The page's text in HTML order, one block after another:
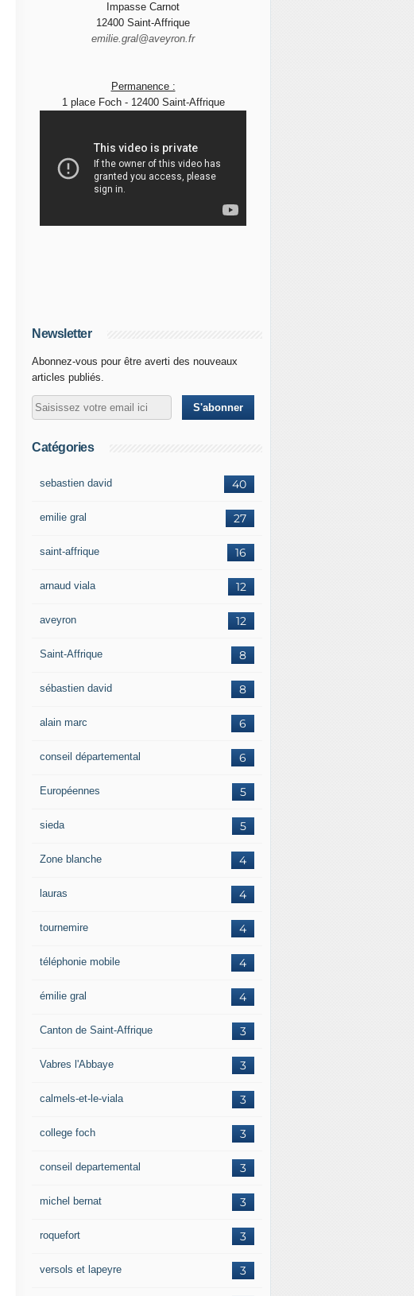
Impasse Carnot
12400 Saint-Affrique
emilie.gral@aveyron.fr
Permanence :
1 place Foch - 12400 Saint-Affrique
Newsletter
Abonnez-vous pour être averti des nouveaux
articles publiés.
Catégories
40
sebastien david
27
emilie gral
16
saint-affrique
12
arnaud viala
12
aveyron
8
Saint-Affrique
8
sébastien david
6
alain marc
6
conseil départemental
5
Européennes
5
sieda
4
Zone blanche
4
lauras
4
tournemire
4
téléphonie mobile
4
émilie gral
3
Canton de Saint-Affrique
3
Vabres l'Abbaye
3
calmels-et-le-viala
3
college foch
3
conseil departemental
3
michel bernat
3
roquefort
3
versols et lapeyre